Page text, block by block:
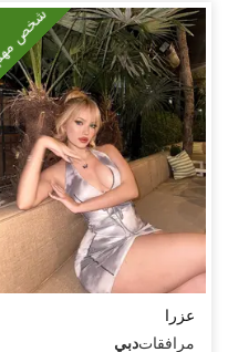
قذف على الجسم
لحس مهبلي
مص عميق
كلام بذيء
سيطرة
ثنائي مع فتاة
مساج مثير
شخص مهم
عزرا
مرافقاتدبي